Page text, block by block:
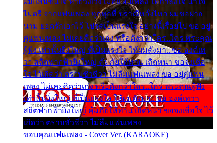
ไมตรี จากแฟนเพลง ทุกทุกที่ ปราณีหลั่งไหล ผมขอฝาก
นาม ยอดรักเอาไว้ โปรดเป็นแรงใจ อย่างนี้เรื่อยไป ขอ อยู่
คู่แฟนเพลง ไม่เคยคิดว่าเก่ง หรือดังกว่าใคร..ใคร พระคุณ
ผู้ฟัง เท่านั้นยิ่งใหญ่ ที่เป็นแรงใจ ให้ผมดังมา.. ขอ องค์เท
วา สถิตฟากฟ้ายิ่งใหญ่ คุ้มภัยให้ท่าน เถิดหนา ขอจงเชื่อ
ใจ ไว้เถิดว่า ตราบชั่วชีวา ไม่ลืมแฟนเพลง ขอ อยู่คู่แฟน
เพลง ไม่เคยคิดว่าเก่ง หรือดังกว่าใคร..ใคร พระคุณผู้ฟัง
เท่านั้นยิ่งใหญ่ ที่เป็นแรงใจ ให้ผมดังมา.. ขอ องค์เทวา
สถิตฟากฟ้ายิ่งใหญ่ คุ้มภัยให้ท่าน เถิดหนา ขอจงเชื่อใจ ไว้
เถิดว่า ตราบชั่วชีวา ไม่ลืมแฟนเพลง
ขอบคุณแฟนเพลง - Cover Ver. (KARAOKE)